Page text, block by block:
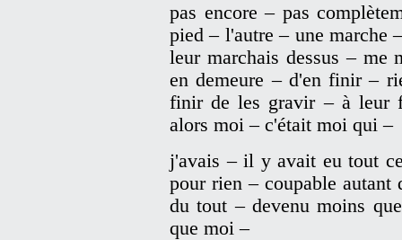
pas encore – pas
pied – l'autre – une marche
leur marchais dessus – me
en demeure – d'en finir –
finir de les gravir – à leur
alors moi – c'était moi qui –
j'avais – il y avait eu tout
pour rien – coupable
du tout – devenu moins
que moi –